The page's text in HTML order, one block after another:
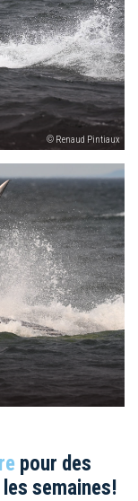
© Renaud Pintiaux
pour des
semaines!